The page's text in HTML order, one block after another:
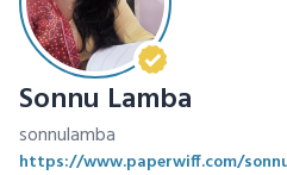
Sonnu Lamba
sonnulamba
https://www.paperwiff.com/